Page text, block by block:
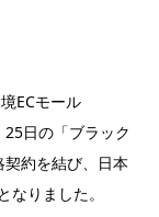
ECモール
25日の「ブラック
約を結び、日本
りました。